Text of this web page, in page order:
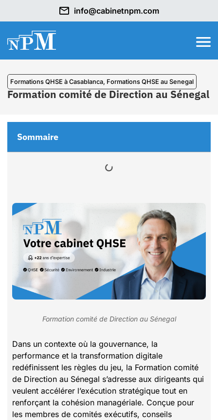
info@cabinetnpm.com
Formations QHSE à Casablanca, Formations QHSE au Senegal
Formation comité de Direction au Sénegal
Formation comité de Direction au Sénegal
Dans un contexte où la gouvernance, la
performance et la transformation digitale
redéfinissent les règles du jeu, la Formation comité
de Direction au Sénegal s’adresse aux dirigeants qui
veulent accélérer l’exécution stratégique tout en
renforçant la cohésion managériale. Conçue pour
les membres de comités exécutifs, conseils
Sommaire